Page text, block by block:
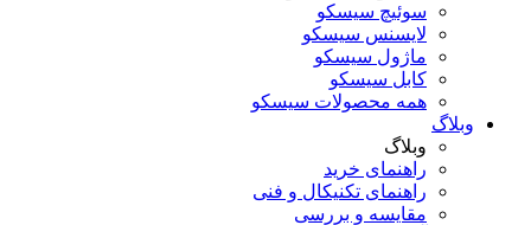
سوئیچ سیسکو
لایسنس سیسکو
ماژول سیسکو
کابل سیسکو
همه محصولات سیسکو
وبلاگ
وبلاگ
راهنمای خرید
راهنمای تکنیکال و فنی
مقایسه و بررسی